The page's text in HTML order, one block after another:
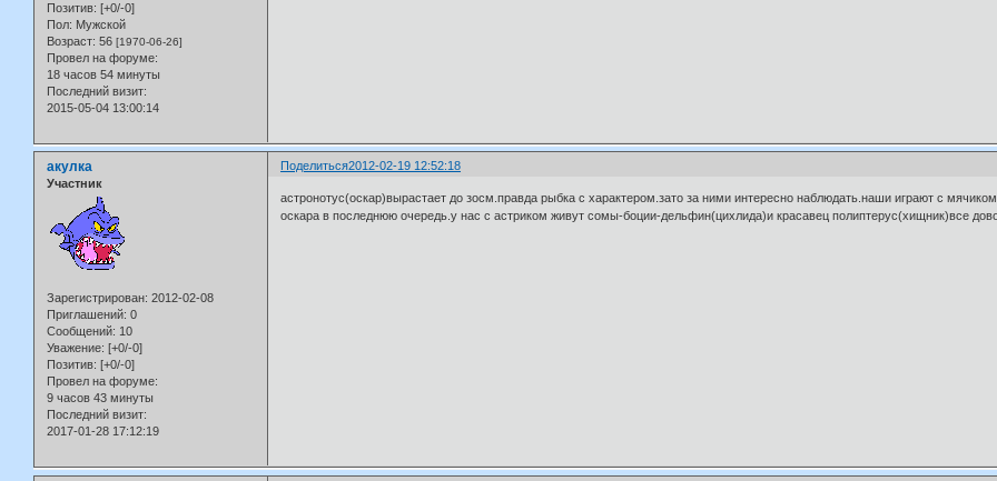
Позитив: [+0/-0]
Пол: Мужской
Возраст: 56 [1970-06-26]
Провел на форуме:
18 часов 54 минуты
Последний визит:
2015-05-04 13:00:14
Поделиться2012-02-19 12:52:18
акулка
Участник
Зарегистрирован: 2012-02-08
Приглашений: 0
Сообщений: 10
Уважение: [+0/-0]
Позитив: [+0/-0]
Провел на форуме:
9 часов 43 минуты
Последний визит:
2017-01-28 17:12:19
астронотус(оскар)вырастает до зосм.правда рыбка с характером.зато за ними интересно наблюдать.наши играют с
оскара в последнюю очередь.у нас с астриком живут сомы-боции-дельфин(цихлида)и красавец полиптерус(хищник)все